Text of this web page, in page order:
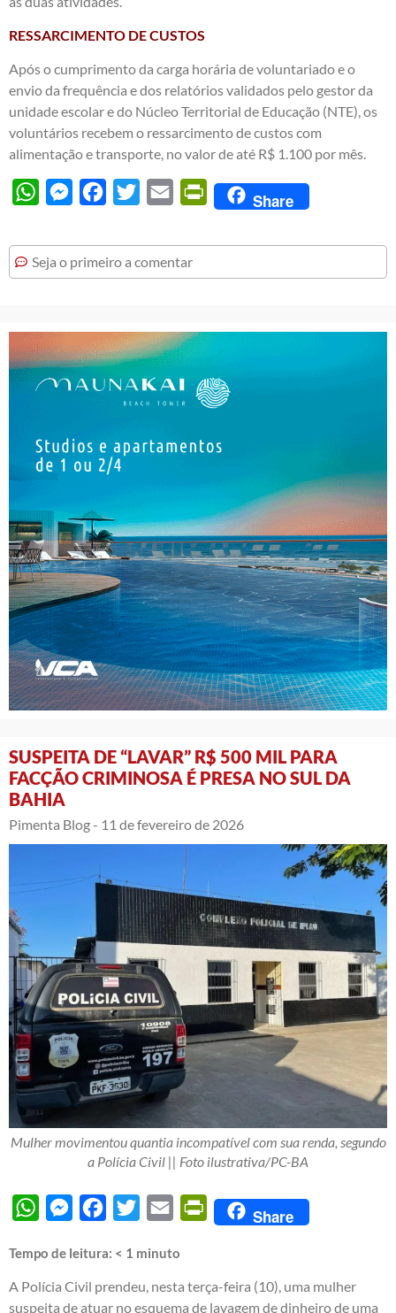
RESSARCIMENTO DE CUSTOS
Após o cumprimento da carga horária de voluntariado e o
envio da frequência e dos relatórios validados pelo gestor da
unidade escolar e do Núcleo Territorial de Educação (NTE), os
voluntários recebem o ressarcimento de custos com
alimentação e transporte, no valor de até R$ 1.100 por mês.
WhatsAppMessengerFacebook
Twitter Email PrintFriendly
Share
Seja o primeiro a comentar
SUSPEITA DE “LAVAR” R$ 500 MIL PARA
FACÇÃO CRIMINOSA É PRESA NO SUL DA
BAHIA
Pimenta Blog - 11 de fevereiro de 2026
Mulher movimentou quantia incompatível com sua renda, segundo
a Polícia Civil || Foto ilustrativa/PC-BA
WhatsAppMessengerFacebook
Twitter Email PrintFriendly
Share
Tempo de leitura: < 1 minuto
A Polícia Civil prendeu, nesta terça-feira (10), uma mulher
suspeita de atuar no esquema de lavagem de dinheiro de uma